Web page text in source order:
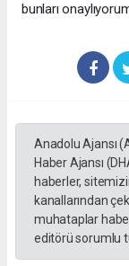
bunları
Anadolu Ajansı
Haber Ajansı
haberler,
kanallarından
muhataplar
editörü sorumlu